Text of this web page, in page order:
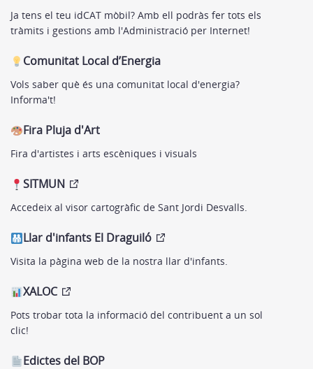
Ja tens el teu idCAT mòbil? Amb ell podràs fer tots els
tràmits i gestions amb l'Administració per Internet!
Comunitat Local d’Energia
Vols saber què és una comunitat local d'energia?
Informa't!
Fira Pluja d'Art
Fira d'artistes i arts escèniques i visuals
SITMUN
Accedeix al visor cartogràfic de Sant Jordi Desvalls.
Llar d'infants El Draguiló
Visita la pàgina web de la nostra llar d'infants.
XALOC
Pots trobar tota la informació del contribuent a un sol
clic!
Edictes del BOP